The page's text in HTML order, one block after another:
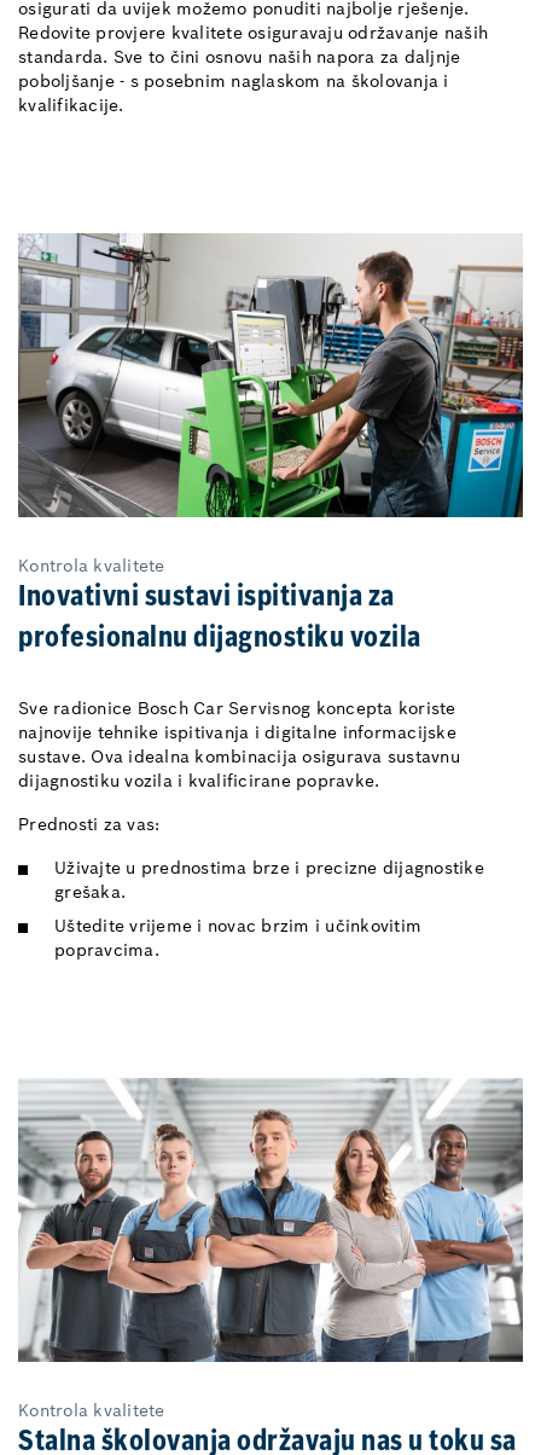
osigurati da uvijek možemo ponuditi najbolje rješenje.
Redovite provjere kvalitete osiguravaju održavanje naših
standarda. Sve to čini osnovu naših napora za daljnje
poboljšanje - s posebnim naglaskom na školovanja i
kvalifikacije.
Kontrola kvalitete
Inovativni sustavi ispitivanja za
profesionalnu dijagnostiku vozila
Sve radionice Bosch Car Servisnog koncepta koriste
najnovije tehnike ispitivanja i digitalne informacijske
sustave. Ova idealna kombinacija osigurava sustavnu
dijagnostiku vozila i kvalificirane popravke.
Prednosti za vas:
Uživajte u prednostima brze i precizne dijagnostike
grešaka.
Uštedite vrijeme i novac brzim i učinkovitim
popravcima.
Kontrola kvalitete
Stalna školovanja održavaju nas u toku sa